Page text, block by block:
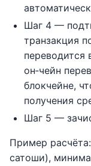
Шаг 4 —
транзакция
переводится
он‑чейн
блокчейне,
получения
Шаг 5 —
Пример
сатоши),